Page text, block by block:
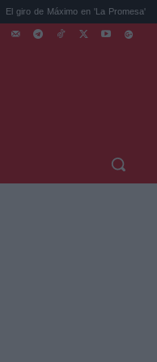
en 'La Promesa' que cambiará